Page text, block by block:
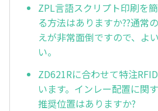
ZPL言語スクリプト印刷を
る方法はありますか??通常
えが非常面倒ですので、よ
い。
ZD621Rに合わせて特注
います。インレー配置に関
推奨位置はありますか?